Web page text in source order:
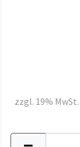
zzgl. 19% MwSt.